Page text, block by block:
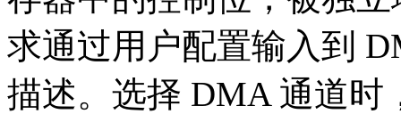
求通过用户配置输入到
描述。选择 DMA 通道时